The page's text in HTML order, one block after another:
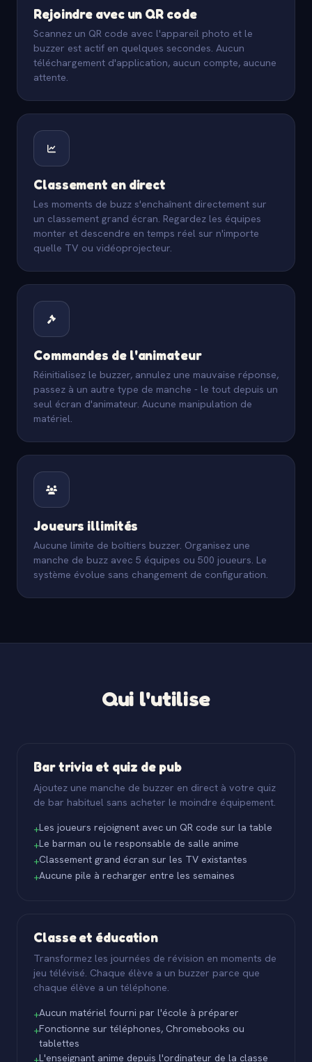
Rejoindre avec un QR code
Scannez un QR code avec l'appareil photo et le
buzzer est actif en quelques secondes. Aucun
téléchargement d'application, aucun compte, aucune
attente.
Classement en direct
Les moments de buzz s'enchaînent directement sur
un classement grand écran. Regardez les équipes
monter et descendre en temps réel sur n'importe
quelle TV ou vidéoprojecteur.
Commandes de l'animateur
Réinitialisez le buzzer, annulez une mauvaise réponse,
passez à un autre type de manche - le tout depuis un
seul écran d'animateur. Aucune manipulation de
matériel.
Joueurs illimités
Aucune limite de boîtiers buzzer. Organisez une
manche de buzz avec 5 équipes ou 500 joueurs. Le
système évolue sans changement de configuration.
Qui l'utilise
Bar trivia et quiz de pub
Ajoutez une manche de buzzer en direct à votre quiz
de bar habituel sans acheter le moindre équipement.
+Les joueurs rejoignent avec un QR code sur la table
+Le barman ou le responsable de salle anime
+Classement grand écran sur les TV existantes
+Aucune pile à recharger entre les semaines
Classe et éducation
Transformez les journées de révision en moments de
jeu télévisé. Chaque élève a un buzzer parce que
chaque élève a un téléphone.
+Aucun matériel fourni par l'école à préparer
+Fonctionne sur téléphones, Chromebooks ou
tablettes
L'enseignant anime depuis l'ordinateur de la classe